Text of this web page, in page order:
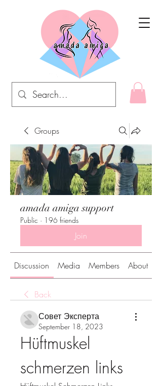
Groups
amada amiga support
Public · 196 friends
Join
Discussion Media Members About
Back
Совет Эксперта
September 18, 2023
Hüftmuskel
schmerzen links